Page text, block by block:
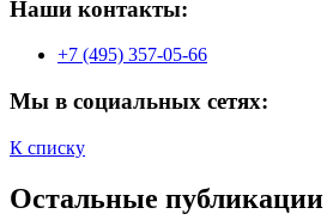
Наши контакты:
+7 (495) 357-05-66
Мы в социальных сетях:
К списку
Остальные публикации